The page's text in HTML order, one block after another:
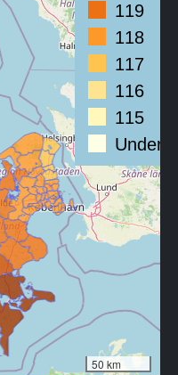
119
118
117
116
115
Under
50 km